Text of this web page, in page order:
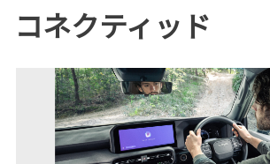
コネクティッド